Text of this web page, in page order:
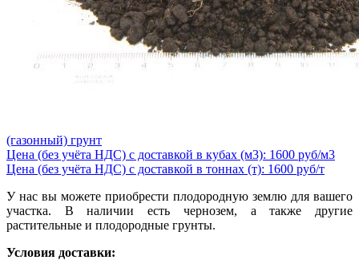
(газонный) грунт
Цена (без учёта НДС) с доставкой в кубах (м3): 1600 руб/м3
Цена (без учёта НДС) с доставкой в тоннах (т): 1600 руб/т
У нас вы можете приобрести плодородную землю для вашего
участка. В наличии есть чернозем, а также другие
растительные и плодородные грунты.
Условия доставки: